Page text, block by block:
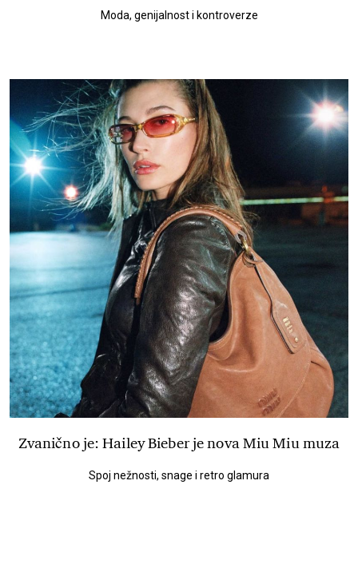
Moda, genijalnost i kontroverze
Zvanično je: Hailey Bieber je nova Miu Miu muza
Spoj nežnosti, snage i retro glamura